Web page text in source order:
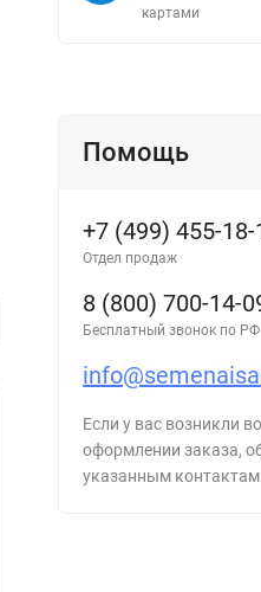
картами
Помощь
+7 (499) 455-18-
Отдел продаж
8 (800) 700-14-
Бесплатный звонок по РФ
Если у вас возникли
оформлении заказа,
указанным контактам.